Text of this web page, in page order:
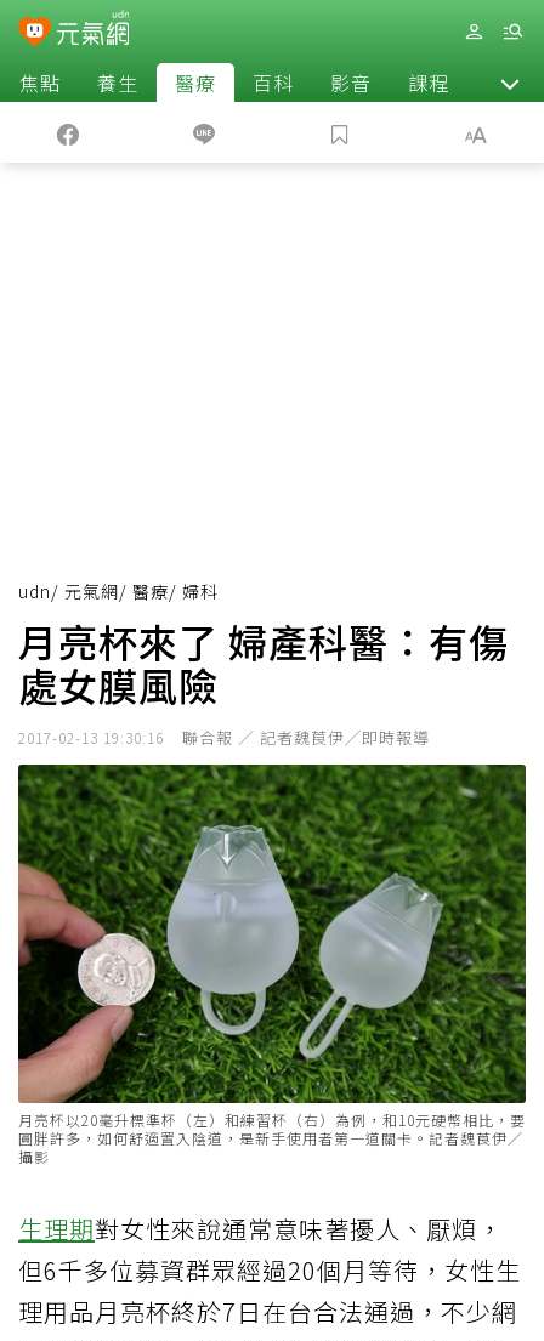
焦點 養生 醫療 百科 影音 課程 退休
udn/ 元氣網/ 醫療/ 婦科
月亮杯來了 婦產科醫：有傷
處女膜風險
2017-02-13 19:30:16 聯合報 ／ 記者魏莨伊╱即時報導
月亮杯以20毫升標準杯（左）和練習杯（右）為例，和10元硬幣相比，要
圓胖許多，如何舒適置入陰道，是新手使用者第一道關卡。記者魏莨伊／
攝影
生理期對女性來說通常意味著擾人、厭煩，
但6千多位募資群眾經過20個月等待，女性生
理用品月亮杯終於7日在台合法通過，不少網